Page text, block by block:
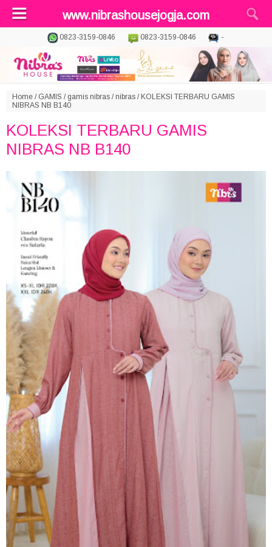
www.nibrashousejogja.com
0823-3159-0846 0823-3159-0846 -
Home / GAMIS / gamis nibras /nibras / KOLEKSI TERBARU GAMIS
NIBRAS NB B140
KOLEKSI TERBARU GAMIS
NIBRAS NB B140